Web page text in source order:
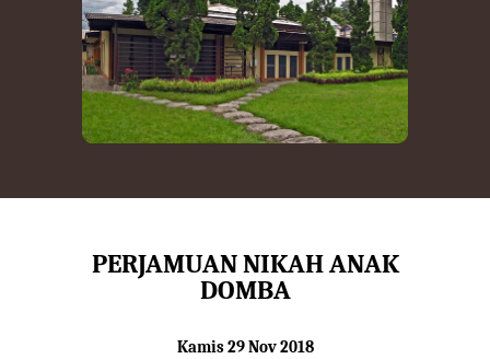
PERJAMUAN NIKAH ANAK
DOMBA
Kamis 29 Nov 2018